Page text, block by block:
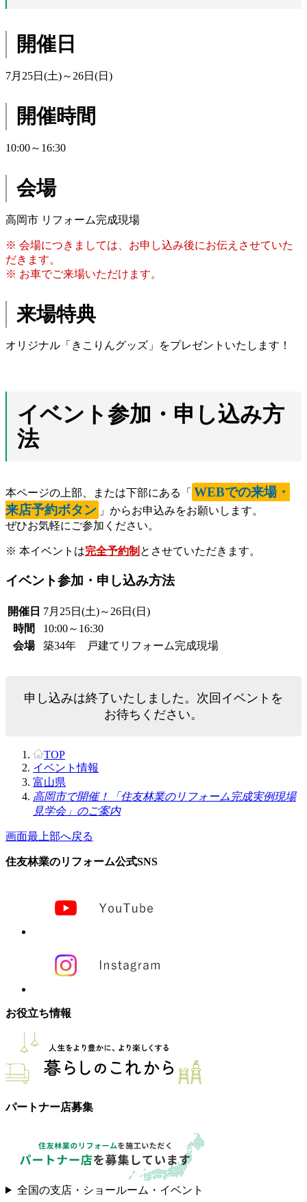
開催日
7月25日(土)～26日(日)
開催時間
10:00～16:30
会場
高岡市 リフォーム完成現場
※ 会場につきましては、お申し込み後にお伝えさせていた
だきます。
※ お車でご来場いただけます。
来場特典
オリジナル「きこりんグッズ」をプレゼントいたします！
イベント参加・申し込み方
法
本ページの上部、または下部にある「 WEBでの来場・
来店予約ボタン 」からお申込みをお願いします。
ぜひお気軽にご参加ください。
※ 本イベントは完全予約制 とさせていただきます。
イベント参加・申し込み方法
開催日 7月25日(土)～26日(日)
時間
10:00～16:30
会場
築34年 戸建てリフォーム完成現場
申し込みは終了いたしました。次回イベントを
お待ちください。
TOP
イベント情報
富山県
高岡市で開催！「住友林業のリフォーム完成実例現場
見学会」のご案内
画面最上部へ戻る
住友林業のリフォーム公式SNS
お役立ち情報
パートナー店募集
全国の支店・ショールーム・イベント